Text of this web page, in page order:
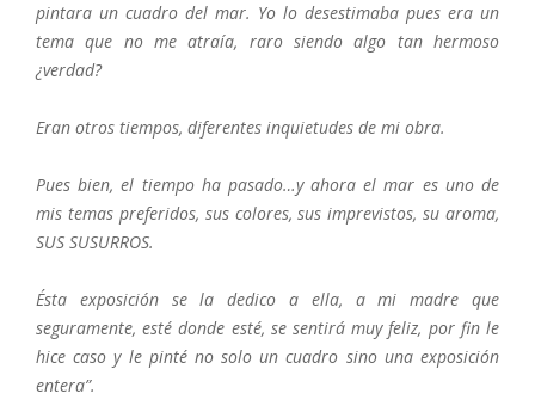
pintara un cuadro del mar. Yo lo desestimaba pues era un
tema que no me atraía, raro siendo algo tan hermoso
¿verdad?
Eran otros tiempos, diferentes inquietudes de mi obra.
Pues bien, el tiempo ha pasado…y ahora el mar es uno de
mis temas preferidos, sus colores, sus imprevistos, su aroma,
SUS SUSURROS.
Ésta exposición se la dedico a ella, a mi madre que
seguramente, esté donde esté, se sentirá muy feliz, por fin le
hice caso y le pinté no solo un cuadro sino una exposición
entera”.